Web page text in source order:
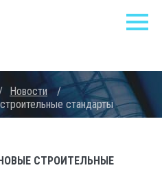
Новости
/
стандарты
СТРОИТЕЛЬНЫЕ